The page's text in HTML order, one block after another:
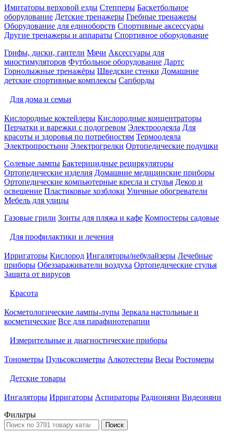
Имитаторы верховой езды Степперы Баскетбольное
оборудование Детские тренажеры Гребные тренажеры
Оборудование для единоборств Спортивные аксессуары
Другие тренажеры и аппараты Спортивное оборудование
Грифы, диски, гантели Мячи Аксессуары для
миостимуляторов Футбольное оборудование Дартс
Горнолыжные тренажёры Шведские стенки Домашние
детские спортивные комплексы Сапборды
Для дома и семьи
Кислородные коктейлеры Кислородные концентраторы
Перчатки и варежки с подогревом Электроодеяла Для
красоты и здоровья по потребностям Термоодеяла
Электропростыни Электрогрелки Ортопедические подушки
Солевые лампы Бактерицидные рециркуляторы
Ортопедические изделия Домашние медицинские приборы
Ортопедические компьютерные кресла и стулья Декор и
освещение Пластиковые хозблоки Уличные обогреватели
Мебель для улицы
Газовые грили Зонты для пляжа и кафе Компостеры садовые
Для профилактики и лечения
Ирригаторы Кислород Ингаляторы/небулайзеры Лечебные
приборы Обеззараживатели воздуха Ортопедические стулья
Защита от вирусов
Красота
Косметологические лампы-лупы Зеркала настольные и
косметические Все для парафинотерапии
Измерительные и диагностические приборы
Тонометры Пульсоксиметры Алкотестеры Весы Ростомеры
Детские товары
Ингаляторы Ирригаторы Аспираторы Радионяни Видеоняни
Фильтры
Поиск